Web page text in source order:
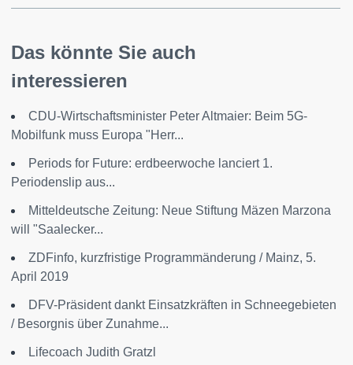
Das könnte Sie auch
interessieren
CDU-Wirtschaftsminister Peter Altmaier: Beim 5G-
Mobilfunk muss Europa "Herr...
Periods for Future: erdbeerwoche lanciert 1.
Periodenslip aus...
Mitteldeutsche Zeitung: Neue Stiftung Mäzen Marzona
will "Saalecker...
ZDFinfo, kurzfristige Programmänderung / Mainz, 5.
April 2019
DFV-Präsident dankt Einsatzkräften in Schneegebieten
/ Besorgnis über Zunahme...
Lifecoach Judith Gratzl